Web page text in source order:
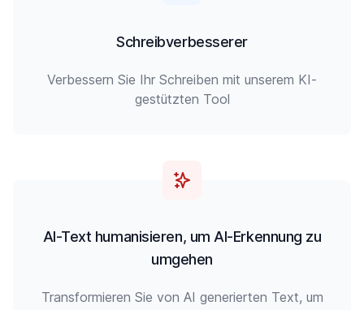
Schreibverbesserer
Verbessern Sie Ihr Schreiben mit unserem KI-
gestützten Tool
AI-Text humanisieren, um AI-Erkennung zu
umgehen
Transformieren Sie von AI generierten Text, um